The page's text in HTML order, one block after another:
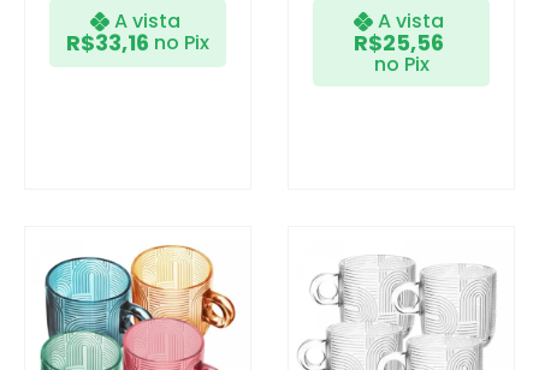
A vista
R$33,16 no Pix
A vista
R$25,56
no Pix